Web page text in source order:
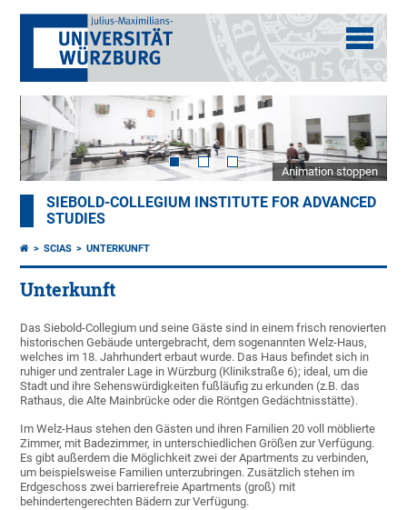
Animation stoppen
SIEBOLD-COLLEGIUM INSTITUTE FOR ADVANCED
STUDIES
SCIAS UNTERKUNFT
Unterkunft
Das Siebold-Collegium und seine Gäste sind in einem frisch renovierten
historischen Gebäude untergebracht, dem sogenannten Welz-Haus,
welches im 18. Jahrhundert erbaut wurde. Das Haus befindet sich in
ruhiger und zentraler Lage in Würzburg (Klinikstraße 6); ideal, um die
Stadt und ihre Sehenswürdigkeiten fußläufig zu erkunden (z.B. das
Rathaus, die Alte Mainbrücke oder die Röntgen Gedächtnisstätte).
Im Welz-Haus stehen den Gästen und ihren Familien 20 voll möblierte
Zimmer, mit Badezimmer, in unterschiedlichen Größen zur Verfügung.
Es gibt außerdem die Möglichkeit zwei der Apartments zu verbinden,
um beispielsweise Familien unterzubringen. Zusätzlich stehen im
Erdgeschoss zwei barrierefreie Apartments (groß) mit
behindertengerechten Bädern zur Verfügung.